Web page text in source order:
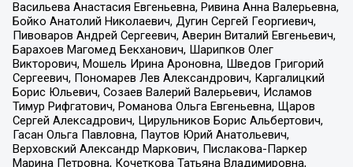
Васильева Анастасия Евгеньевна, Ривина Анна Валерьевна,
Бойко Анатолий Николаевич, Дугин Сергей Георгиевич,
Пивоваров Андрей Сергеевич, Аверин Виталий Евгеньевич,
Барахоев Магомед Бекханович, Шарипков Олег
Викторович, Мошель Ирина Ароновна, Шведов Григорий
Сергеевич, Пономарев Лев Александрович, Каргалицкий
Борис Юльевич, Созаев Валерий Валерьевич, Исламов
Тимур Рифгатович, Романова Ольга Евгеньевна, Щаров
Сергей Алексадрович, Цирульников Борис Альбертович,
Гасан Ольга Павловна, Паутов Юрий Анатольевич,
Верховский Александр Маркович, Пислакова-Паркер
Марина Петровна, Кочеткова Татьяна Владимировна,